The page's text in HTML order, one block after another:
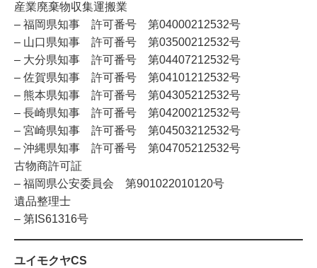
産業廃棄物収集運搬業
– 福岡県知事 許可番号 第04000212532号
– 山口県知事 許可番号 第03500212532号
– 大分県知事 許可番号 第04407212532号
– 佐賀県知事 許可番号 第04101212532号
– 熊本県知事 許可番号 第04305212532号
– 長崎県知事 許可番号 第04200212532号
– 宮崎県知事 許可番号 第04503212532号
– 沖縄県知事 許可番号 第04705212532号
古物商許可証
– 福岡県公安委員会 第901022010120号
遺品整理士
– 第IS61316号
ユイモクヤCS